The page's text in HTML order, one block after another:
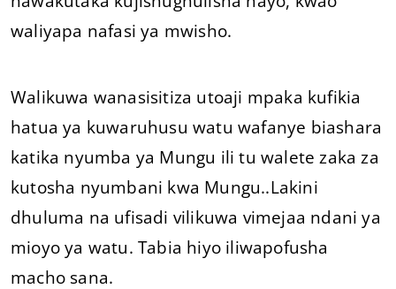
waliyapa nafasi ya mwisho.
Walikuwa wanasisitiza utoaji mpaka kufikia
hatua ya kuwaruhusu watu wafanye biashara
katika nyumba ya Mungu ili tu walete zaka za
kutosha nyumbani kwa Mungu..Lakini
dhuluma na ufisadi vilikuwa vimejaa ndani ya
mioyo ya watu. Tabia hiyo iliwapofusha
macho sana.